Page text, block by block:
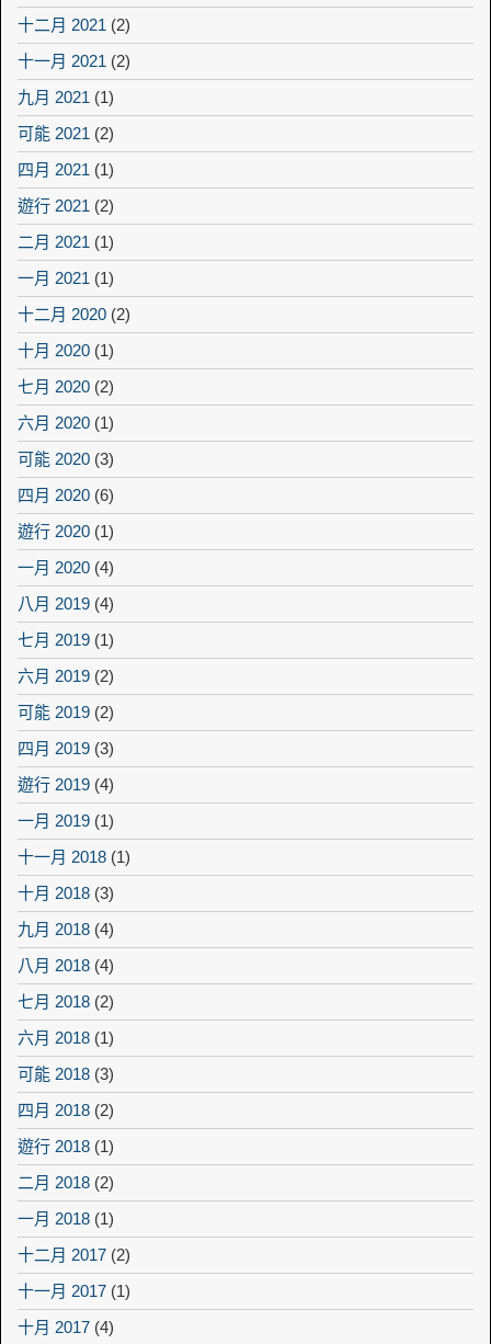
十二月 2021 (2)
十一月 2021 (2)
九月 2021 (1)
可能 2021 (2)
四月 2021 (1)
遊行 2021 (2)
二月 2021 (1)
一月 2021 (1)
十二月 2020 (2)
十月 2020 (1)
七月 2020 (2)
六月 2020 (1)
可能 2020 (3)
四月 2020 (6)
遊行 2020 (1)
一月 2020 (4)
八月 2019 (4)
七月 2019 (1)
六月 2019 (2)
可能 2019 (2)
四月 2019 (3)
遊行 2019 (4)
一月 2019 (1)
十一月 2018 (1)
十月 2018 (3)
九月 2018 (4)
八月 2018 (4)
七月 2018 (2)
六月 2018 (1)
可能 2018 (3)
四月 2018 (2)
遊行 2018 (1)
二月 2018 (2)
一月 2018 (1)
十二月 2017 (2)
十一月 2017 (1)
十月 2017 (4)